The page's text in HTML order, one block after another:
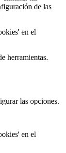
de las
en el
herramientas.
las opciones.
en el